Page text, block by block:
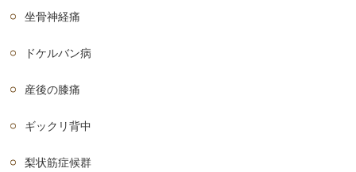
坐骨神経痛
ドケルバン病
産後の膝痛
ギックリ背中
梨状筋症候群